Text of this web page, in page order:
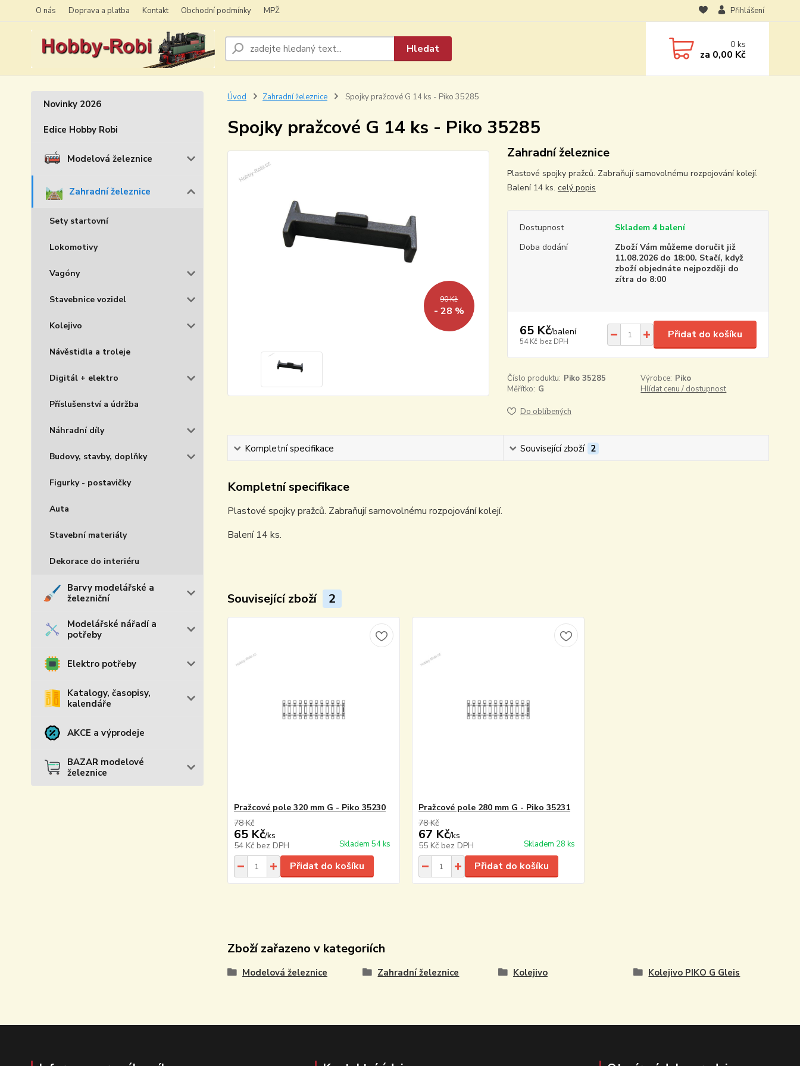
O nás Doprava a platba Kontakt Obchodní podmínky MPŽ Přihlášení
Hledat 0ks
za 0,00 Kč
Novinky 2026
Edice Hobby Robi
Modelová železnice
Zahradní železnice
Sety startovní
Lokomotivy
Vagóny
Stavebnice vozidel
Kolejivo
Návěstidla a troleje
Digitál + elektro
Příslušenství a údržba
Náhradní díly
Budovy, stavby, doplňky
Figurky - postavičky
Auta
Stavební materiály
Dekorace do interiéru
Barvy modelářské a
železniční
Modelářské nářadí a
potřeby
Elektro potřeby
Katalogy, časopisy,
kalendáře
AKCE a výprodeje
BAZAR modelové
železnice
Úvod Zahradní železnice Spojky pražcové G 14 ks - Piko 35285
Spojky pražcové G 14 ks - Piko 35285
90 Kč
- 28 %
Zahradní železnice
Plastové spojky pražců. Zabraňují samovolnému rozpojování kolejí.
Balení 14 ks. celý popis
Dostupnost
Skladem 4 balení
Doba dodání
Zboží Vám můžeme doručit již
11.08.2026 do 18:00. Stačí, když
zboží objednáte nejpozději do
zítra do 8:00
65 Kč/balení
54 Kč bez DPH
Přidat do košíku
Číslo produktu: Piko 35285 Výrobce: Piko
Měřítko: G Hlídat cenu / dostupnost
Do oblíbených
Kompletní specifikace Související zboží 2
Kompletní specifikace
Plastové spojky pražců. Zabraňují samovolnému rozpojování kolejí.
Balení 14 ks.
Související zboží 2
Pražcové pole 320 mm G - Piko 35230
78 Kč
65 Kč/ks
54 Kč bez DPH Skladem 54 ks
Přidat do košíku
Pražcové pole 280 mm G - Piko 35231
78 Kč
67 Kč/ks
55 Kč bez DPH Skladem 28 ks
Přidat do košíku
Zboží zařazeno v kategoriích
Modelová železnice Zahradní železnice Kolejivo Kolejivo PIKO G Gleis